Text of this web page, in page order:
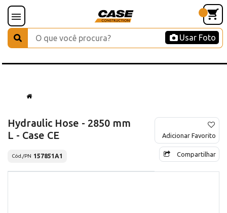
Usar Foto
Hydraulic Hose - 2850 mm
L - Case CE
Cód./PN 157851A1
Adicionar Favorito
Compartilhar